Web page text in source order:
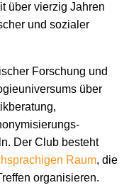
über vierzig Jahren
und sozialer
Forschung und
über
Der Club besteht
Raum, die
organisieren.